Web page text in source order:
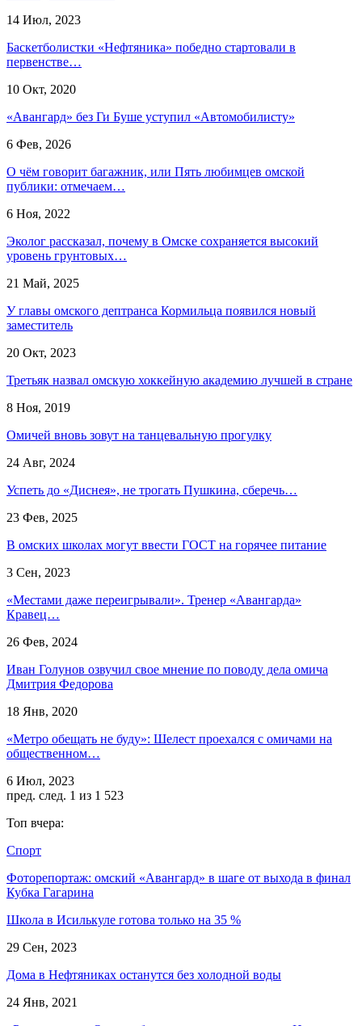
14 Июл, 2023
Баскетболистки «Нефтяника» победно стартовали в
первенстве…
10 Окт, 2020
«Авангард» без Ги Буше уступил «Автомобилисту»
6 Фев, 2026
О чём говорит багажник, или Пять любимцев омской
публики: отмечаем…
6 Ноя, 2022
Эколог рассказал, почему в Омске сохраняется высокий
уровень грунтовых…
21 Май, 2025
У главы омского дептранса Кормильца появился новый
заместитель
20 Окт, 2023
Третьяк назвал омскую хоккейную академию лучшей в стране
8 Ноя, 2019
Омичей вновь зовут на танцевальную прогулку
24 Авг, 2024
Успеть до «Диснея», не трогать Пушкина, сберечь…
23 Фев, 2025
В омских школах могут ввести ГОСТ на горячее питание
3 Сен, 2023
«Местами даже переигрывали». Тренер «Авангарда»
Кравец…
26 Фев, 2024
Иван Голунов озвучил свое мнение по поводу дела омича
Дмитрия Федорова
18 Янв, 2020
«Метро обещать не буду»: Шелест проехался с омичами на
общественном…
6 Июл, 2023
пред. след. 1 из 1 523
Топ вчера:
Спорт
Фоторепортаж: омский «Авангард» в шаге от выхода в финал
Кубка Гагарина
Школа в Исилькуле готова только на 35 %
29 Сен, 2023
Дома в Нефтяниках останутся без холодной воды
24 Янв, 2021